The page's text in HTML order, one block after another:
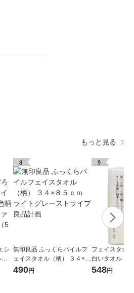
もっと見る
シ
た
ト
8
無印良品 ふっくらパイルフ
ェイスタオル（柄） ３４×８
５ｃｍ ライトグレーストラ
490円
9
フェイスタオ
白いタオル ホ
日本製 約
548円